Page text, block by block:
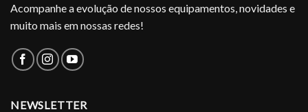
Acompanhe a evolução de nossos equipamentos, novidades e
muito mais em nossas redes!
NEWSLETTER